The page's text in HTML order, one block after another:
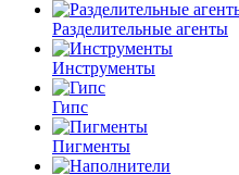
Разделительные агенты
Инструменты
Гипс
Пигменты